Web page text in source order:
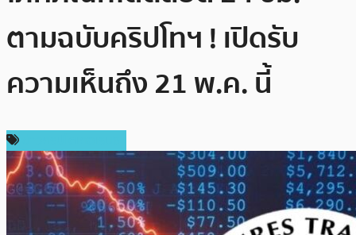
ตามฉบับคริปโทฯ ! เปิดรับ
ความเห็นถึง 21 พ.ค. นี้